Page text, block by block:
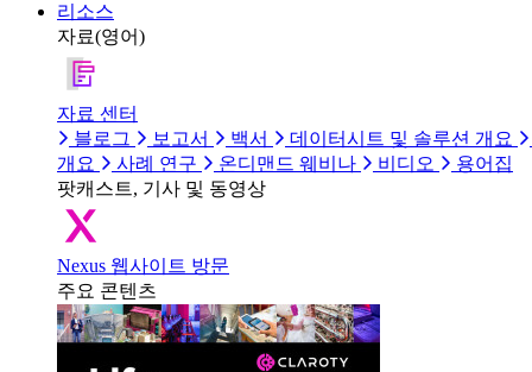
리소스
자료(영어)
자료 센터
블로그
보고서 백서
데이터시트 및 솔루션 개요
개요
사례 연구 온디맨드 웨비나 비디오
용어집
팟캐스트, 기사 및 동영상
Nexus 웹사이트 방문
주요 콘텐츠